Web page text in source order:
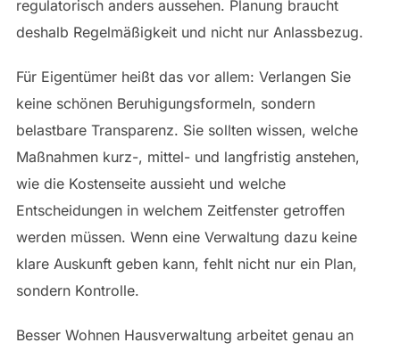
regulatorisch anders aussehen. Planung braucht
deshalb Regelmäßigkeit und nicht nur Anlassbezug.
Für Eigentümer heißt das vor allem: Verlangen Sie
keine schönen Beruhigungsformeln, sondern
belastbare Transparenz. Sie sollten wissen, welche
Maßnahmen kurz-, mittel- und langfristig anstehen,
wie die Kostenseite aussieht und welche
Entscheidungen in welchem Zeitfenster getroffen
werden müssen. Wenn eine Verwaltung dazu keine
klare Auskunft geben kann, fehlt nicht nur ein Plan,
sondern Kontrolle.
Besser Wohnen Hausverwaltung arbeitet genau an